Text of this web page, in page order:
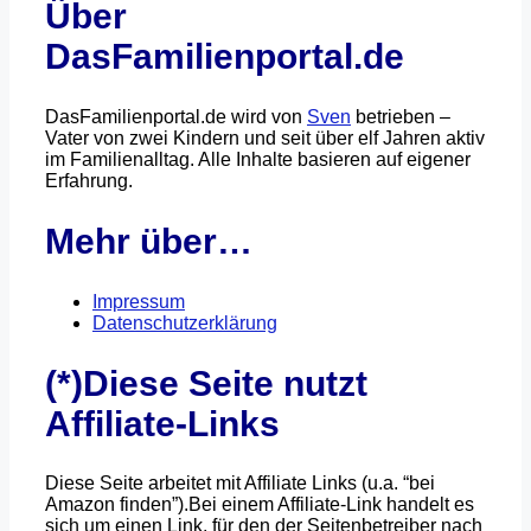
Über
DasFamilienportal.de
DasFamilienportal.de wird von Sven betrieben –
Vater von zwei Kindern und seit über elf Jahren aktiv
im Familienalltag. Alle Inhalte basieren auf eigener
Erfahrung.
Mehr über…
Impressum
Datenschutzerklärung
(*)Diese Seite nutzt
Affiliate-Links
Diese Seite arbeitet mit Affiliate Links (u.a. “bei
Amazon finden”).Bei einem Affiliate-Link handelt es
sich um einen Link, für den der Seitenbetreiber nach